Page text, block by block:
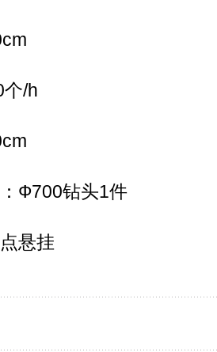
/h
Ф700钻头1件
悬挂